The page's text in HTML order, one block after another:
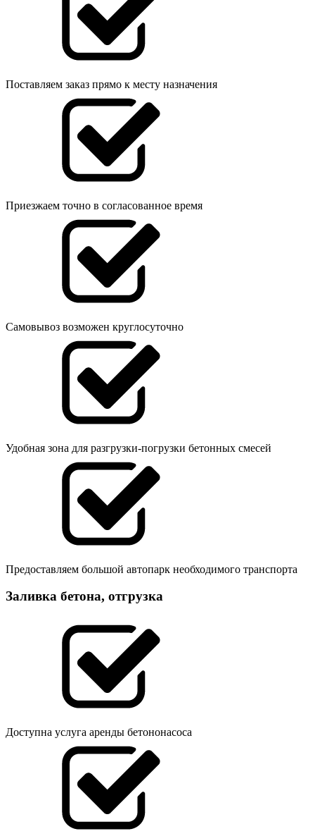
Поставляем заказ прямо к месту назначения
Приезжаем точно в согласованное время
Самовывоз возможен круглосуточно
Удобная зона для разгрузки-погрузки бетонных смесей
Предоставляем большой автопарк необходимого транспорта
Заливка бетона, отгрузка
Доступна услуга аренды бетононасоса